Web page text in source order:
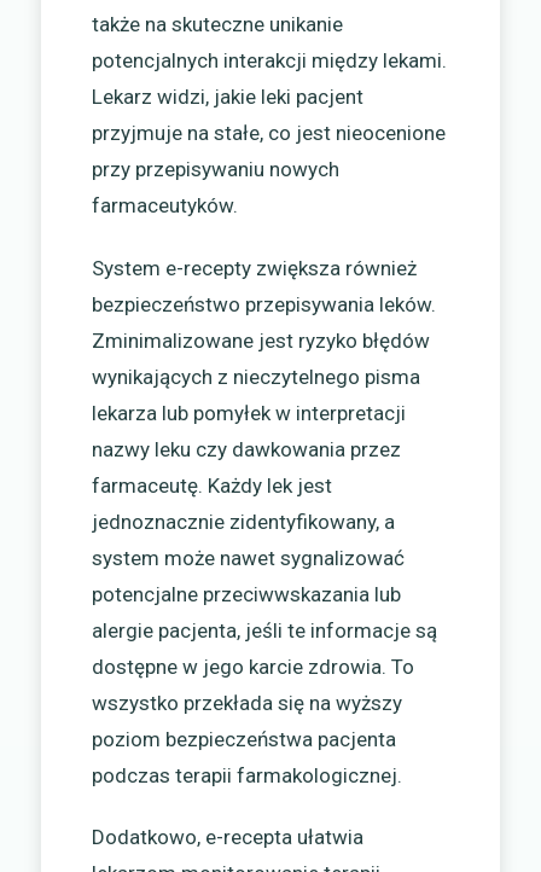
także na skuteczne unikanie
potencjalnych interakcji między lekami.
Lekarz widzi, jakie leki pacjent
przyjmuje na stałe, co jest nieocenione
przy przepisywaniu nowych
farmaceutyków.
System e-recepty zwiększa również
bezpieczeństwo przepisywania leków.
Zminimalizowane jest ryzyko błędów
wynikających z nieczytelnego pisma
lekarza lub pomyłek w interpretacji
nazwy leku czy dawkowania przez
farmaceutę. Każdy lek jest
jednoznacznie zidentyfikowany, a
system może nawet sygnalizować
potencjalne przeciwwskazania lub
alergie pacjenta, jeśli te informacje są
dostępne w jego karcie zdrowia. To
wszystko przekłada się na wyższy
poziom bezpieczeństwa pacjenta
podczas terapii farmakologicznej.
Dodatkowo, e-recepta ułatwia